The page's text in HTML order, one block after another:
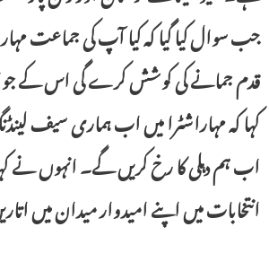
جب سوال کیا گیا کہ کیا آپ کی جماعت
قدم جمانے کی کوشش کرے گی اس کے
کہا کہ مہاراشٹرا میں اب ہماری سیف
اب ہم دہلی کا رخ کریں گے۔ انہوں نے
انتخابات میں اپنے امیدوار میدان میں